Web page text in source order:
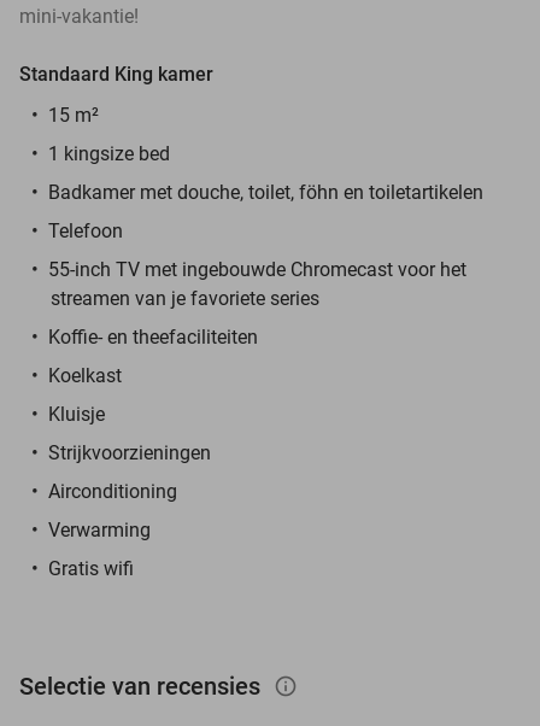
mini-vakantie!
Standaard King kamer
15 m²
1 kingsize bed
Badkamer met douche, toilet, föhn en toiletartikelen
Telefoon
55-inch TV met ingebouwde Chromecast voor het
streamen van je favoriete series
Koffie- en theefaciliteiten
Koelkast
Kluisje
Strijkvoorzieningen
Airconditioning
Verwarming
Gratis wifi
Selectie van recensies info_outlined